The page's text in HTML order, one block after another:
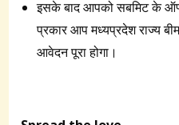
इसके बाद आपको सबमिट के
प्रकार आप मध्यप्रदेश राज्य
आवेदन पूरा होगा।